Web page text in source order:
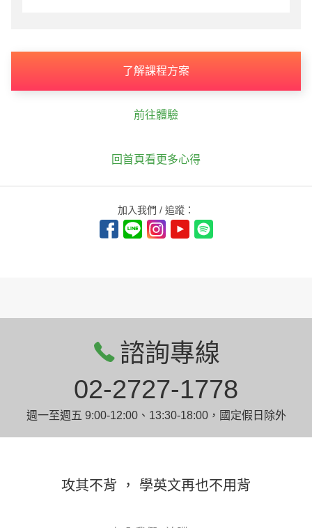
了解課程方案
前往體驗
回首頁看更多心得
加入我們 / 追蹤：
諮詢專線
02-2727-1778
週一至週五 9:00-12:00、13:30-18:00，國定假日除外
攻其不背 ， 學英文再也不用背